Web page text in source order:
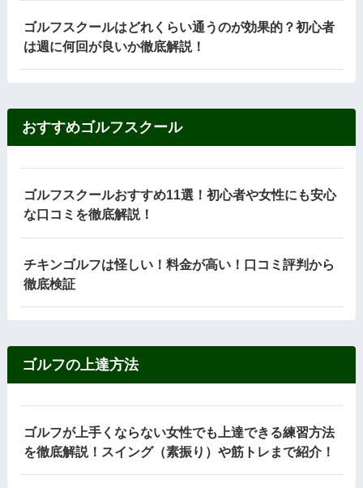
ゴルフスクールはどれくらい通うのが効果的？初心者
は週に何回が良いか徹底解説！
おすすめゴルフスクール
ゴルフスクールおすすめ11選！初心者や女性にも安心
な口コミを徹底解説！
チキンゴルフは怪しい！料金が高い！口コミ評判から
徹底検証
ゴルフの上達方法
ゴルフが上手くならない女性でも上達できる練習方法
を徹底解説！スイング（素振り）や筋トレまで紹介！